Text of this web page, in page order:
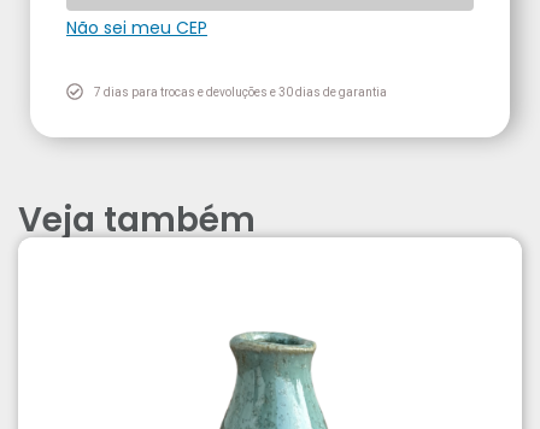
Não sei meu CEP
7 dias para trocas e devoluções e 30 dias de garantia
Veja também